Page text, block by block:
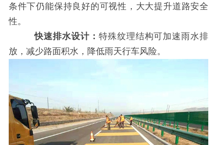
条件下仍能保持良好的可视性，大大提升道路安全
性。
快速排水设计： 特殊纹理结构可加速雨水排
放，减少路面积水，降低雨天行车风险。